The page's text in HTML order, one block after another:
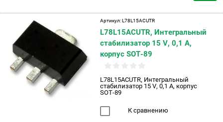
Артикул:L78L15ACUTR
L78L15ACUTR, Интегральный
стабилизатор 15 V, 0,1 A,
корпус SOT-89
L78L15ACUTR, Интегральный
стабилизатор 15 V, 0,1 A, корпус
SOT-89
К сравнению